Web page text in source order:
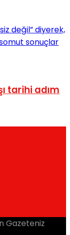
tarihi adım
Gazeteniz